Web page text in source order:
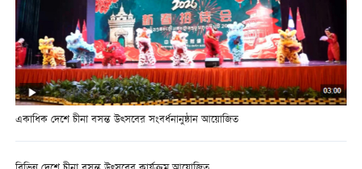
একাধিক দেশে চীনা বসন্ত উত্সবের সংবর্ধনানুষ্ঠান আয়োজিত